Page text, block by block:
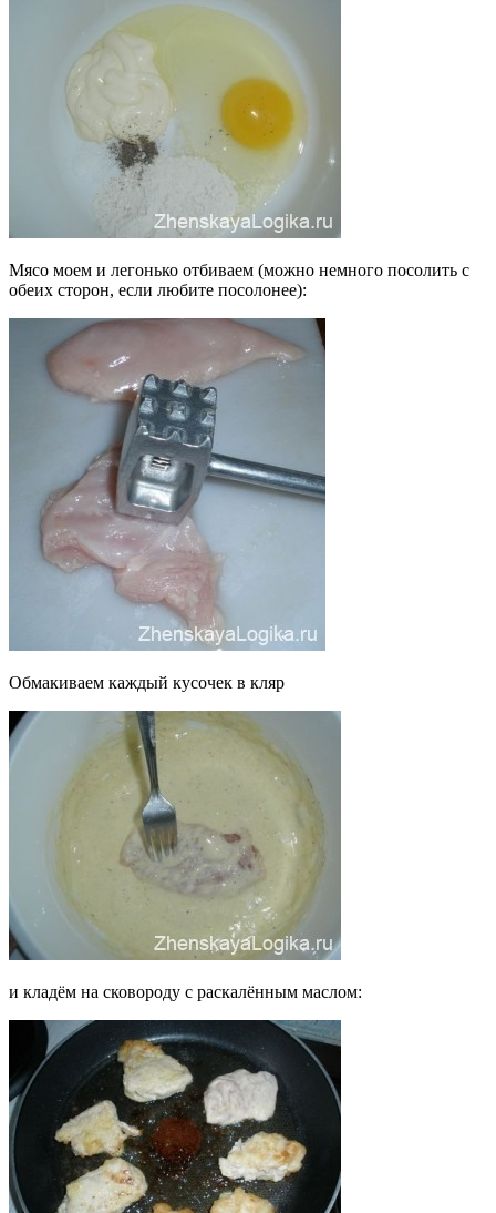
Мясо моем и легонько отбиваем (можно немного посолить с
обеих сторон, если любите посолонее):
Обмакиваем каждый кусочек в кляр
и кладём на сковороду с раскалённым маслом: